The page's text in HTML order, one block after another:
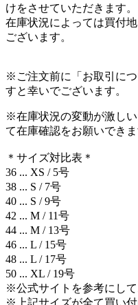
けをさせていただきます。
在庫状況によっては買付
ございます。
※ご注文前に「お取引に
すと幸いでございます。
※在庫状況の変動が激し
て在庫確認をお願いできま
＊サイズ対比表＊
36 ... XS / 5号
38 ... S / 7号
40 ... S / 9号
42 ... M / 11号
44 ... M / 13号
46 ... L / 15号
48 ... L / 17号
50 ... XL / 19号
※公式サイトを参考にして
※上記サイズが全て買い